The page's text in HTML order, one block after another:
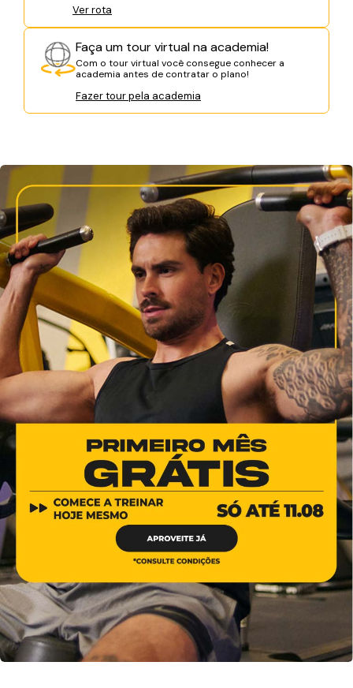
Ver rota
Faça um tour virtual na academia!
Com o tour virtual você consegue conhecer a
academia antes de contratar o plano!
Fazer tour pela academia